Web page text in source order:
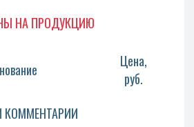
НА ПРОДУКЦИЮ
Цена,
руб.